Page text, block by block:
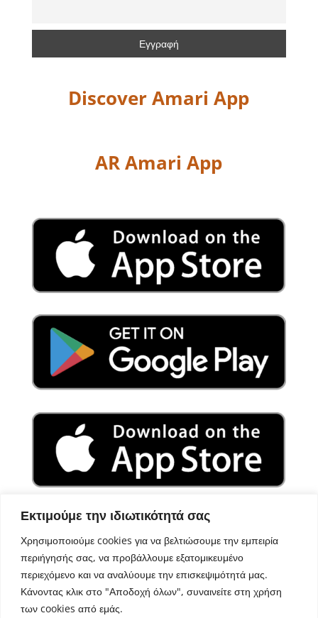
Εκτιμούμε την ιδιωτικότητά σας
Χρησιμοποιούμε cookies για να βελτιώσουμε την εμπειρία
περιήγησής σας, να προβάλλουμε εξατομικευμένο
περιεχόμενο και να αναλύουμε την επισκεψιμότητά μας.
Κάνοντας κλικ στο "Αποδοχή όλων", συναινείτε στη χρήση
των cookies από εμάς.
Discover Amari App
AR Amari App